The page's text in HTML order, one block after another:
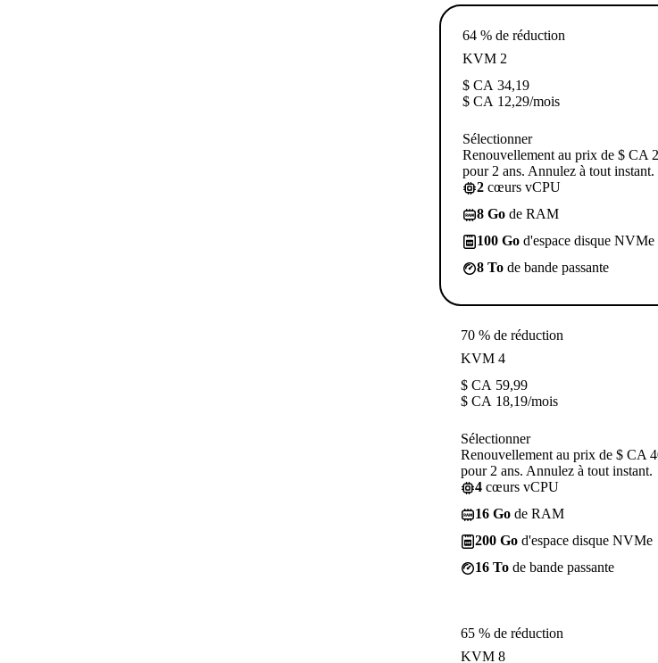
64 % de réduction
KVM 2
$ CA 34,19
$ CA 12,29/mois
Sélectionner
Renouvellement au prix de $ CA
pour 2 ans. Annulez à tout instant.
2 cœurs vCPU
8 Go de RAM
100 Go d'espace disque NVMe
8 To de bande passante
70 % de réduction
KVM 4
$ CA 59,99
$ CA 18,19/mois
Sélectionner
Renouvellement au prix de $ CA
pour 2 ans. Annulez à tout instant.
4 cœurs vCPU
16 Go de RAM
200 Go d'espace disque NVMe
16 To de bande passante
65 % de réduction
KVM 8